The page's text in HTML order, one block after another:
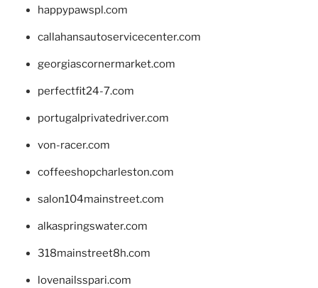
happypawspl.com
callahansautoservicecenter.com
georgiascornermarket.com
perfectfit24-7.com
portugalprivatedriver.com
von-racer.com
coffeeshopcharleston.com
salon104mainstreet.com
alkaspringswater.com
318mainstreet8h.com
lovenailsspari.com